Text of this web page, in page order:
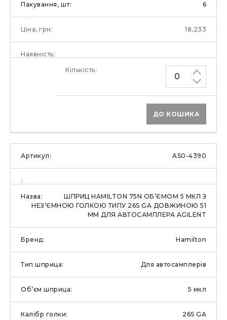
6
18,233
ДО КОШИКА
AS0-4390
ШПРИЦ HAMILTON 75N ОБ’ЄМОМ 5 МКЛ З
НЕЗ’ЄМНОЮ ГОЛКОЮ ТИПУ 26S GA ДОВЖИНОЮ 51
ММ ДЛЯ АВТОСАМПЛЕРА AGILENT
Hamilton
Для автосамплерів
5 мкл
26S GA